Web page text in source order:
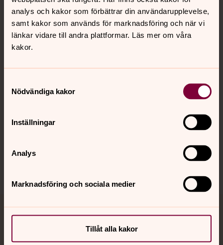
analys och kakor som förbättrar din användarupplevelse,
samt kakor som används för marknadsföring och när vi
länkar vidare till andra plattformar. Läs mer om våra
kakor.
Nödvändiga kakor
Inställningar
Analys
Marknadsföring och sociala medier
Tillåt alla kakor
Kontakt
Kalender
Jourhavande präst
Akut samtals- och krisstöd. Prata eller chatta anonymt